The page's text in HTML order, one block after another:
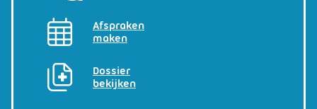
Afspraken
maken
Dossier
bekijken